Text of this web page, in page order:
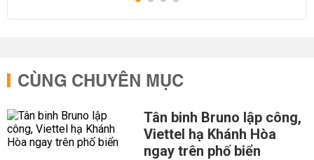
CÙNG CHUYÊN MỤC
Tân binh Bruno lập công,
Viettel hạ Khánh Hòa
ngay trên phố biển